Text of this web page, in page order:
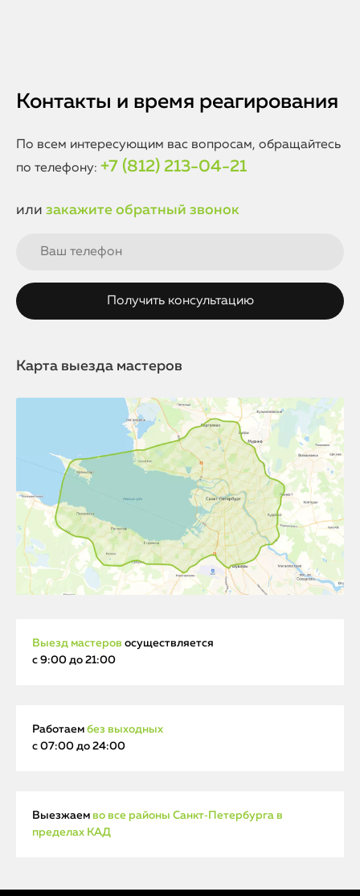
Контакты и время реагирования
По всем интересующим вас вопросам, обращайтесь
по телефону: +7 (812) 213-04-21
или закажите обратный звонок
Карта выезда мастеров
Выезд мастеров осуществляется
с 9:00 до 21:00
Работаем без выходных
с 07:00 до 24:00
Выезжаем во все районы Санкт‑Петербурга в
пределах КАД